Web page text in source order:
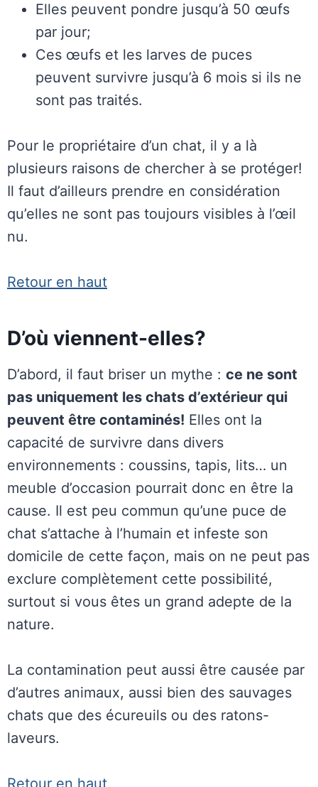
Elles peuvent pondre jusqu’à 50 œufs
par jour;
Ces œufs et les larves de puces
peuvent survivre jusqu’à 6 mois si ils ne
sont pas traités.
Pour le propriétaire d’un chat, il y a là
plusieurs raisons de chercher à se protéger!
Il faut d’ailleurs prendre en considération
qu’elles ne sont pas toujours visibles à l’œil
nu.
Retour en haut
D’où viennent-elles?
D’abord, il faut briser un mythe : ce ne sont
pas uniquement les chats d’extérieur qui
peuvent être contaminés! Elles ont la
capacité de survivre dans divers
environnements : coussins, tapis, lits… un
meuble d’occasion pourrait donc en être la
cause. Il est peu commun qu’une puce de
chat s’attache à l’humain et infeste son
domicile de cette façon, mais on ne peut pas
exclure complètement cette possibilité,
surtout si vous êtes un grand adepte de la
nature.
La contamination peut aussi être causée par
d’autres animaux, aussi bien des sauvages
chats que des écureuils ou des ratons-
laveurs.
Retour en haut